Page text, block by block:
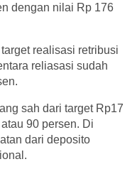
dengan nilai Rp 176
realisasi retribusi
reliasasi sudah
sah dari target Rp17
90 persen. Di
dari deposito